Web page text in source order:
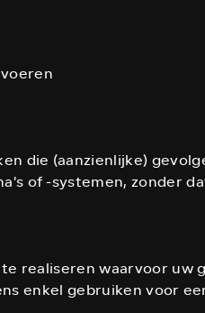
die (aanzienlijke)
of -systemen, zonder
realiseren waarvoor uw
enkel gebruiken voor